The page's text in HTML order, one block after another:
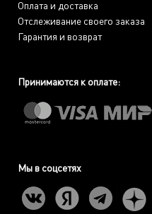
Оплата и доставка
Отслеживание своего заказа
Гарантия и возврат
Принимаются к оплате:
Мы в соцсетях